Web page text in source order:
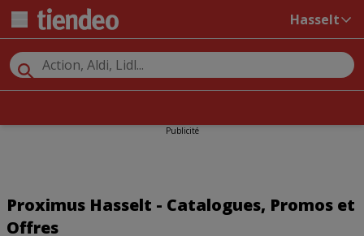
Hasselt
Publicité
Proximus Hasselt - Catalogues, Promos et
Offres